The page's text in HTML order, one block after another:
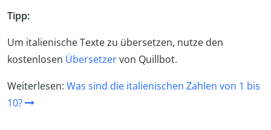
Tipp:
Um italienische Texte zu übersetzen, nutze den
kostenlosen Übersetzervon Quillbot.
Weiterlesen: Was sind die italienischen Zahlen von 1 bis
10?